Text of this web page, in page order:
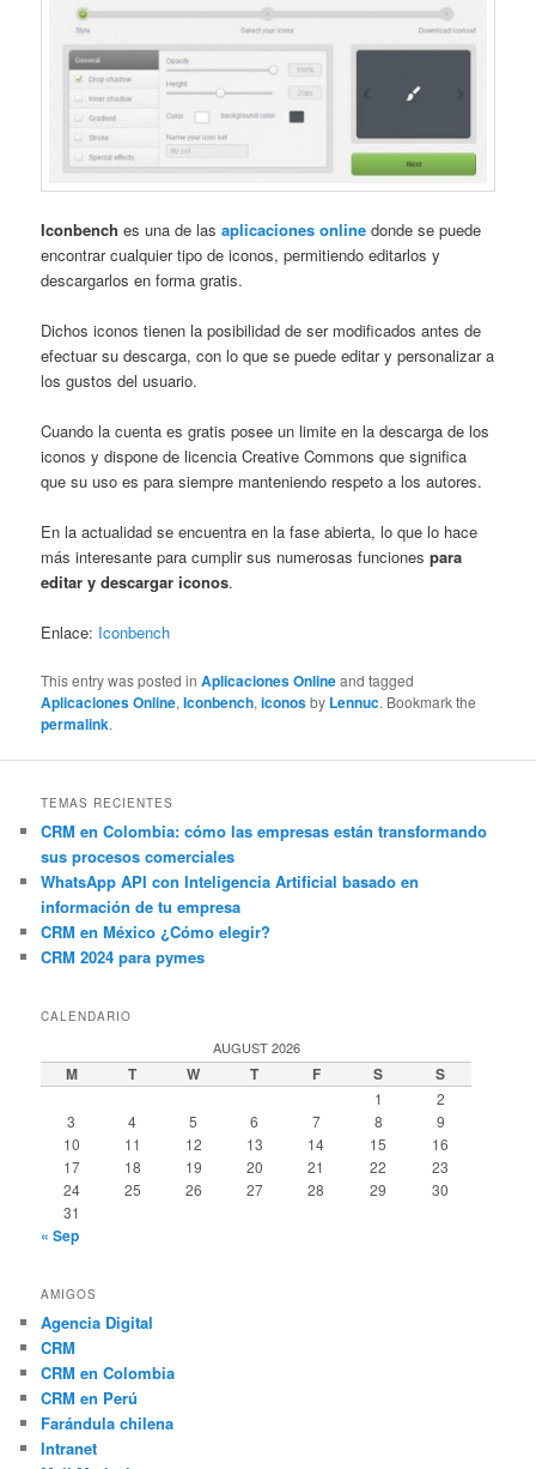
Iconbench es una de lasaplicaciones online donde se puede
encontrar cualquier tipo de iconos, permitiendo editarlos y
descargarlos en forma gratis.
Dichos iconos tienen la posibilidad de ser modificados antes de
efectuar su descarga, con lo que se puede editar y personalizar a
los gustos del usuario.
Cuando la cuenta es gratis posee un limite en la descarga de los
iconos y dispone de licencia Creative Commons que significa
que su uso es para siempre manteniendo respeto a los autores.
En la actualidad se encuentra en la fase abierta, lo que lo hace
más interesante para cumplir sus numerosas funcionespara
editar y descargar iconos.
Enlace: Iconbench
This entry was posted inAplicaciones Onlineand tagged
Aplicaciones Online,Iconbench,iconosby Lennuc. Bookmark the
permalink.
TEMAS RECIENTES
CRM en Colombia: cómo las empresas están transformando
sus procesos comerciales
WhatsApp API con Inteligencia Artificial basado en
información de tu empresa
CRM en México ¿Cómo elegir?
CRM 2024 para pymes
CALENDARIO
AUGUST 2026
M T W T F S S
1
2
3
4 5 6 7 8
9
10
11 12 13 14 15
16
17
18 19 20 21 22
23
24
25 26 27 28 29
30
31
« Sep
AMIGOS
Agencia Digital
CRM
CRM en Colombia
CRM en Perú
Farándula chilena
Intranet